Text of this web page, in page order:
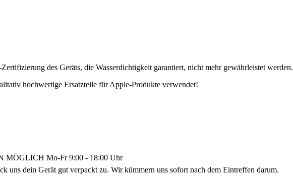
des Geräts, die Wasserdichtigkeit garantiert, nicht mehr gewährleistet werden.
hochwertige Ersatzteile für Apple-Produkte verwendet!
MÖGLICH Mo-Fr 9:00 - 18:00 Uhr
uns dein Gerät gut verpackt zu. Wir kümmern uns sofort nach dem Eintreffen darum.